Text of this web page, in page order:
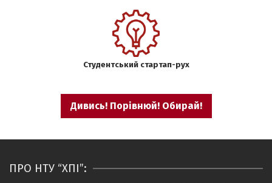
Студентський стартап-рух
Дивись! Порівнюй! Обирай!
ПРО НТУ “ХПІ”: